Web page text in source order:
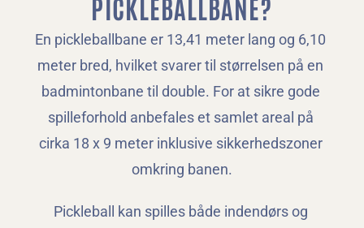
PICKLEBALLBANE?
En pickleballbane er 13,41 meter lang og 6,10
meter bred, hvilket svarer til størrelsen på en
badmintonbane til double. For at sikre gode
spilleforhold anbefales et samlet areal på
cirka 18 x 9 meter inklusive sikkerhedszoner
omkring banen.
Pickleball kan spilles både indendørs og